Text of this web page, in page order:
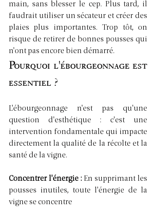
main, sans blesser le cep. Plus tard, il
faudrait utiliser un sécateur et créer des
plaies plus importantes. Trop tôt, on
risque de retirer de bonnes pousses qui
n'ont pas encore bien démarré.
Pourquoi l'ébourgeonnage est
essentiel ?
L'ébourgeonnage n'est pas qu'une
question d'esthétique : c'est une
intervention fondamentale qui impacte
directement la qualité de la récolte et la
santé de la vigne.
Concentrer l'énergie : En supprimant les
pousses inutiles, toute l'énergie de la
vigne se concentre